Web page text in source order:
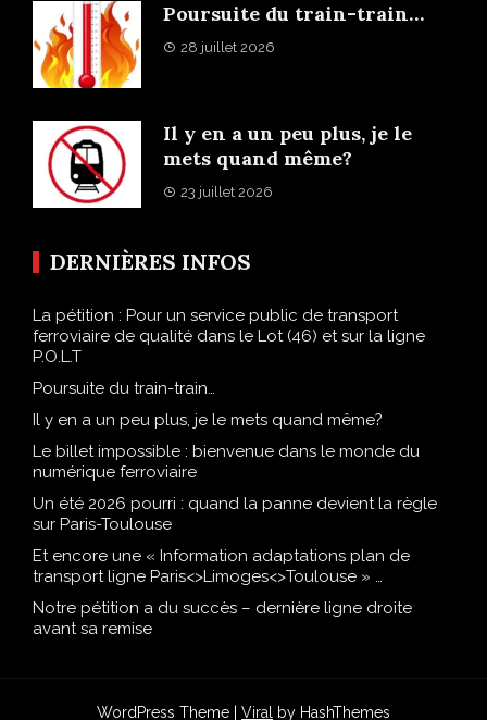
Poursuite du train-train…
28 juillet 2026
Il y en a un peu plus, je le
mets quand même?
23 juillet 2026
DERNIÈRES INFOS
La pétition : Pour un service public de transport
ferroviaire de qualité dans le Lot (46) et sur la ligne
P.O.L.T
Poursuite du train-train…
Il y en a un peu plus, je le mets quand même?
Le billet impossible : bienvenue dans le monde du
numérique ferroviaire
Un été 2026 pourri : quand la panne devient la règle
sur Paris-Toulouse
Et encore une « Information adaptations plan de
transport ligne Paris<>Limoges<>Toulouse » …
Notre pétition a du succès – dernière ligne droite
avant sa remise
WordPress Theme | Viral by HashThemes